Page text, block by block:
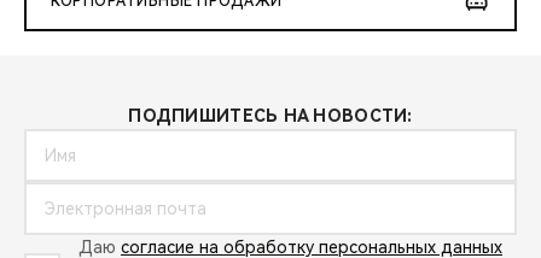
ПОДПИШИТЕСЬ НА НОВОСТИ:
Даю согласие на обработку персональных данных